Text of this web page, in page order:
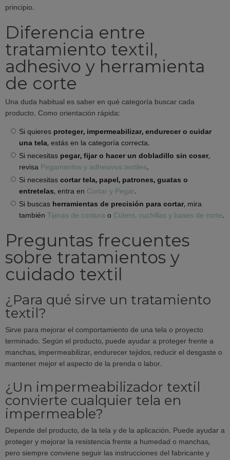
principio.
Diferencia entre
tratamiento textil,
adhesivo y herramienta
de corte
Una duda habitual es saber en qué categoría buscar cada
producto. Como orientación rápida:
Si quieres proteger, impermeabilizar, endurecer o cuidar
una tela, estás en la categoría correcta.
Si necesitas pegar, fijar o hacer un dobladillo sin coser,
revisa Pegamentos y adhesivos textiles.
Si necesitascortar tela, papel, patrones, guatas o
entretelas, entra en Cortar y Pegar.
Si buscas herramientas de precisión para cortar, mira
también Tijeras de costurao Cúters, cuchillas y bases de corte.
Preguntas frecuentes
sobre tratamientos y
cuidado textil
¿Para qué sirve un tratamiento
textil?
Sirve para mejorar el comportamiento de una tela o proyecto
terminado. Según el producto, puede ayudar a proteger frente a
manchas, impermeabilizar, endurecer tejidos, reducir el desgaste o
mantener mejor el aspecto de la prenda o labor.
¿Un impermeabilizador textil
convierte cualquier tela en
impermeable?
Depende del producto, de la tela y de la aplicación. Puede ayudar a
proteger y mejorar la resistencia frente a humedad o manchas,
pero siempre conviene seguir las instrucciones del fabricante y